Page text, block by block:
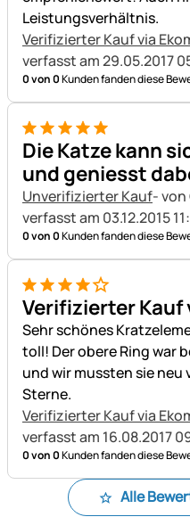
Leistungsverhältnis.
Verifizierter Kauf via
verfasst am 29.05.2017
0 von 0Kunden fanden diese
5 von 5
Die Katze kann
und geniesst
Unverifizierter Kauf- von
verfasst am 03.12.2015
0 von 0Kunden fanden diese
4 von 5
Verifizierter Kauf
Sehr schönes
toll! Der obere Ring war
und wir mussten sie neu
Sterne.
Verifizierter Kauf via
verfasst am 16.08.2017
0 von 0Kunden fanden diese
Alle